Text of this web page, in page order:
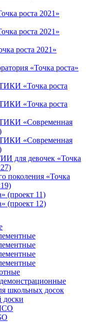
роста 2021»
роста 2021»
роста 2021»
«Точка роста»
«Точка роста
«Точка роста
«Современная
«Современная
для девочек «Точка
«Точка
(проект 11)
(проект 12)
школьных досок
доски